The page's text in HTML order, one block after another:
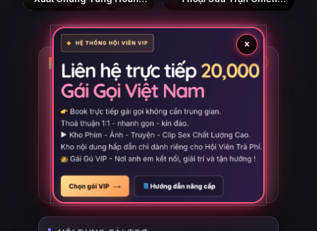
Chốn Dị Giới Hỗn Nguyên
(Phần 2) (2026)
Cuối Cùng Kéo Dài 10
Năm (2026)
×